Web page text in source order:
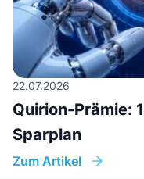
22.07.2026
Quirion-Prämie:
Sparplan
Zum Artikel